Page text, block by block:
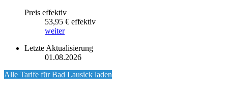
Preis effektiv
53,95 € effektiv
weiter
Letzte Aktualisierung
01.08.2026
Alle Tarife fürBad Lausick laden